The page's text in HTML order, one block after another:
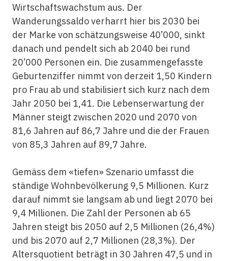
Wirtschaftswachstum aus. Der
Wanderungssaldo verharrt hier bis 2030 bei
der Marke von schätzungsweise 40’000, sinkt
danach und pendelt sich ab 2040 bei rund
20’000 Personen ein. Die zusammengefasste
Geburtenziffer nimmt von derzeit 1,50 Kindern
pro Frau ab und stabilisiert sich kurz nach dem
Jahr 2050 bei 1,41. Die Lebenserwartung der
Männer steigt zwischen 2020 und 2070 von
81,6 Jahren auf 86,7 Jahre und die der Frauen
von 85,3 Jahren auf 89,7 Jahre.
Gemäss dem «tiefen» Szenario umfasst die
ständige Wohnbevölkerung 9,5 Millionen. Kurz
darauf nimmt sie langsam ab und liegt 2070 bei
9,4 Millionen. Die Zahl der Personen ab 65
Jahren steigt bis 2050 auf 2,5 Millionen (26,4%)
und bis 2070 auf 2,7 Millionen (28,3%). Der
Altersquotient beträgt in 30 Jahren 47,5 und in